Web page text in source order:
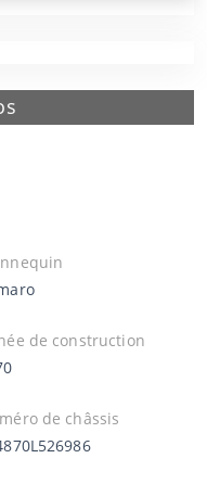
de construction
de châssis